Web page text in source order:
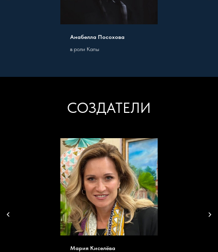
Анабелла Посохова
в роли Капы
СОЗДАТЕЛИ
Мария Киселёва